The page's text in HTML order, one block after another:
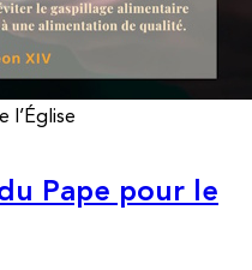
l’Église
Pape pour le